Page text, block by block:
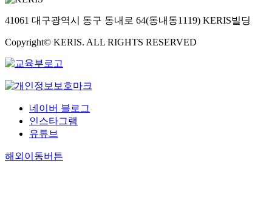
41061 대구광역시 동구 동내로 64(동내동1119) KERIS빌딩
Copyright© KERIS. ALL RIGHTS RESERVED
네이버 블로그
인스타그램
유튜브
해외이동버튼